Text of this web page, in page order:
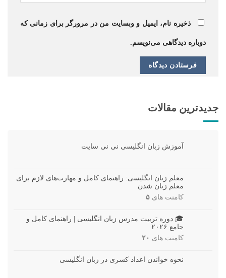
جدیدترین مقالات
آموزش زبان انگلیسی نی نی سایت
معلم زبان انگلیسی: راهنمای کامل و مهارت‌های لازم برای
معلم زبان شدن
کامنت های ۵
🎓 دوره تربیت مدرس زبان انگلیسی | راهنمای کامل و
جامع ۲۰۲۶
کامنت های ۲۰
نحوه خواندن اعداد کسری در زبان انگلیسی
ذخیره نام، ایمیل و وبسایت من در مرورگر برای زمانی که
دوباره دیدگاهی می‌نویسم.